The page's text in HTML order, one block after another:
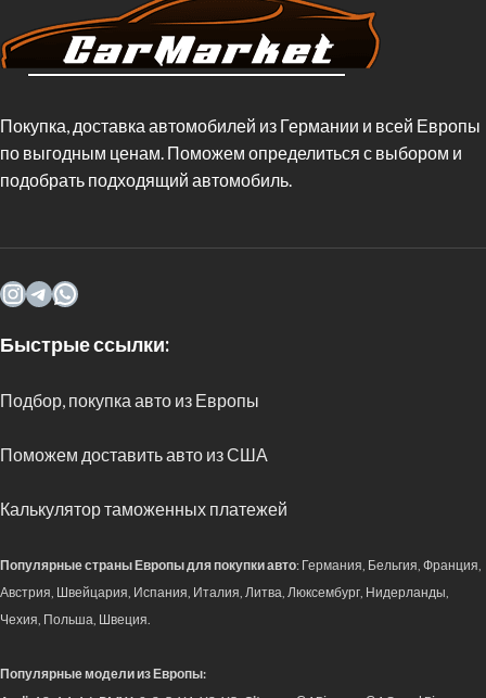
Покупка, доставка автомобилей из Германии и всей Европы
по выгодным ценам. Поможем определиться с выбором и
подобрать подходящий автомобиль.
Быстрые ссылки:
Подбор, покупка авто из Европы
Поможем доставить авто из США
Калькулятор таможенных платежей
Популярные страны Европы для покупки авто: Германия, Бельгия, Франция,
Австрия, Швейцария, Испания, Италия, Литва, Люксембург, Нидерланды,
Чехия, Польша, Швеция.
Популярные модели из Европы: